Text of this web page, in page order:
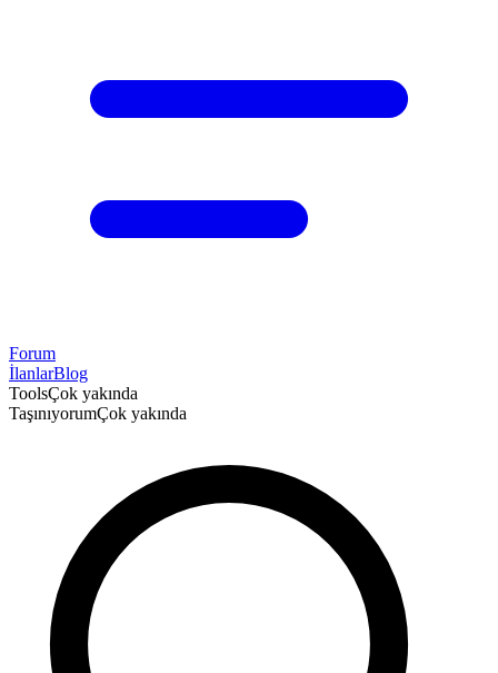
Forum
İlanlarBlog
ToolsÇok yakında
TaşınıyorumÇok yakında